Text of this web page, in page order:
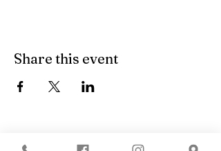
Share this event